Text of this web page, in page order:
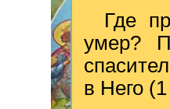
Где
умер?
в Него